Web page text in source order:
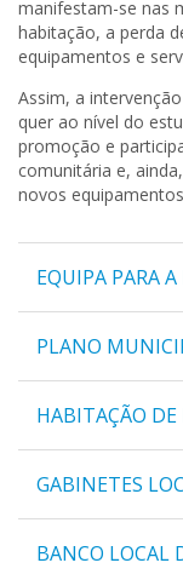
manifestam-se nas
habitação, a perda
equipamentos e
Assim, a
quer ao nível do
promoção e
comunitária e,
novos
EQUIPA PARA
PLANO
HABITAÇÃO DE
GABINETES
BANCO LOCAL